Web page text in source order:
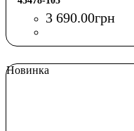
3 690.00грн
Новинка